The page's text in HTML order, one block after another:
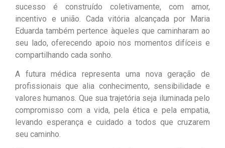
sucesso é construído coletivamente, com amor,
incentivo e união. Cada vitória alcançada por Maria
Eduarda também pertence àqueles que caminharam ao
seu lado, oferecendo apoio nos momentos difíceis e
compartilhando cada sonho.
A futura médica representa uma nova geração de
profissionais que alia conhecimento, sensibilidade e
valores humanos. Que sua trajetória seja iluminada pelo
compromisso com a vida, pela ética e pela empatia,
levando esperança e cuidado a todos que cruzarem
seu caminho.